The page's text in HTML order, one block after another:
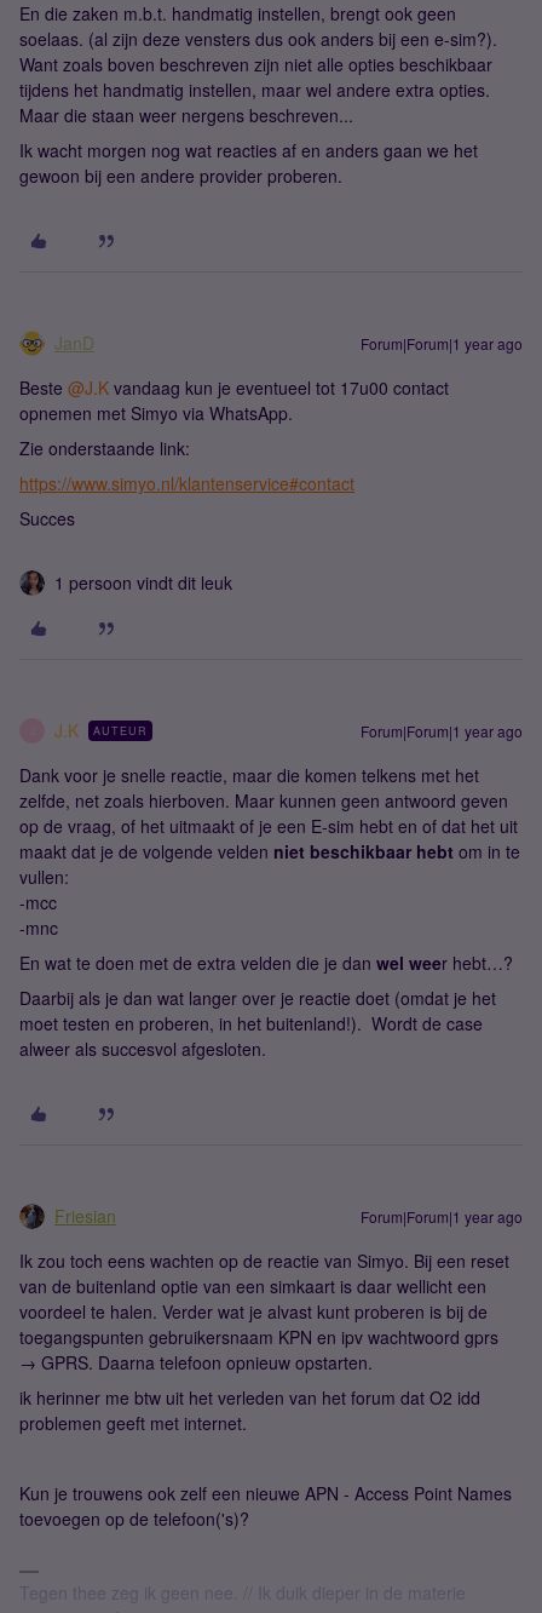
En die zaken m.b.t. handmatig instellen, brengt ook geen
soelaas. (al zijn deze vensters dus ook anders bij een e-sim?).
Want zoals boven beschreven zijn niet alle opties beschikbaar
tijdens het handmatig instellen, maar wel andere extra opties.
Maar die staan weer nergens beschreven...
Ik wacht morgen nog wat reacties af en anders gaan we het
gewoon bij een andere provider proberen.
JanD Forum|Forum|1 year ago
Beste ​ @J.K vandaag kun je eventueel tot 17u00 contact
opnemen met Simyo via WhatsApp.
Zie onderstaande link:
https://www.simyo.nl/klantenservice#contact
Succes
1 persoon vindt dit leuk
J.K AUTEUR Forum|Forum|1 year ago
Dank voor je snelle reactie, maar die komen telkens met het
zelfde, net zoals hierboven. Maar kunnen geen antwoord geven
op de vraag, of het uitmaakt of je een E-sim hebt en of dat het uit
maakt dat je de volgende velden niet beschikbaar hebt om in te
vullen:
-mcc
-mnc
En wat te doen met de extra velden die je dan wel weer hebt…?
Daarbij als je dan wat langer over je reactie doet (omdat je het
moet testen en proberen, in het buitenland!). Wordt de case
alweer als succesvol afgesloten.
Friesian Forum|Forum|1 year ago
Ik zou toch eens wachten op de reactie van Simyo. Bij een reset
van de buitenland optie van een simkaart is daar wellicht een
voordeel te halen. Verder wat je alvast kunt proberen is bij de
toegangspunten gebruikersnaam KPN en ipv wachtwoord gprs
→ GPRS. Daarna telefoon opnieuw opstarten.
ik herinner me btw uit het verleden van het forum dat O2 idd
problemen geeft met internet.
Kun je trouwens ook zelf een nieuwe APN - Access Point Names
toevoegen op de telefoon('s)?
Tegen thee zeg ik geen nee. // Ik duik dieper in de materie